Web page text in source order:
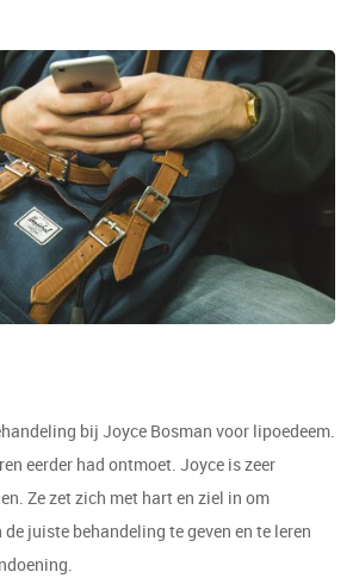
bij Joyce Bosman voor lipoedeem.
eerder had ontmoet. Joyce is zeer
Ze zet zich met hart en ziel in om
juiste behandeling te geven en te leren